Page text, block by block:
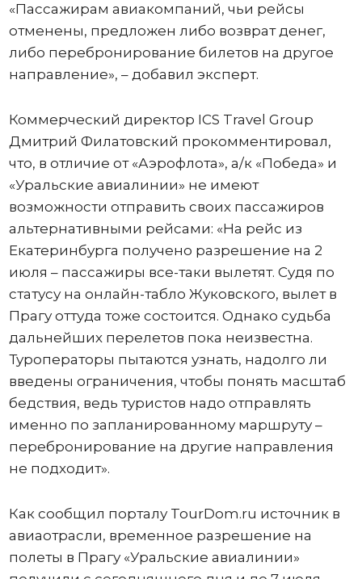
«Пассажирам авиакомпаний, чьи рейсы
отменены, предложен либо возврат денег,
либо перебронирование билетов на другое
направление», – добавил эксперт.
Коммерческий директор ICS Travel Group
Дмитрий Филатовский прокомментировал,
что, в отличие от «Аэрофлота», а/к «Победа» и
«Уральские авиалинии» не имеют
возможности отправить своих пассажиров
альтернативными рейсами: «На рейс из
Екатеринбурга получено разрешение на 2
июля – пассажиры все-таки вылетят. Судя по
статусу на онлайн-табло Жуковского, вылет в
Прагу оттуда тоже состоится. Однако судьба
дальнейших перелетов пока неизвестна.
Туроператоры пытаются узнать, надолго ли
введены ограничения, чтобы понять масштаб
бедствия, ведь туристов надо отправлять
именно по запланированному маршруту –
перебронирование на другие направления
не подходит».
Как сообщил порталу TourDom.ru источник в
авиаотрасли, временное разрешение на
полеты в Прагу «Уральские авиалинии»